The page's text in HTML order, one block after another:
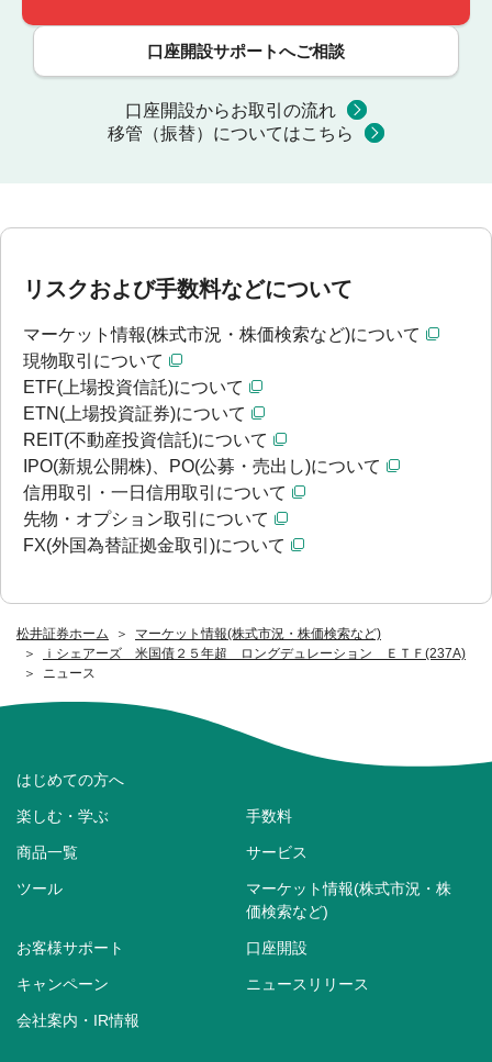
松井証券ホーム
マーケット情報(株式市況・株価検索など)
ｉシェアーズ 米国債２５年超 ロングデュレーション ＥＴＦ(237A)
ニュース
口座開設サポートへご相談
口座開設からお取引の流れ
移管（振替）についてはこちら
リスクおよび手数料などについて
マーケット情報(株式市況・株価検索など)について
現物取引について
ETF(上場投資信託)について
ETN(上場投資証券)について
REIT(不動産投資信託)について
IPO(新規公開株)、PO(公募・売出し)について
信用取引・一日信用取引について
先物・オプション取引について
FX(外国為替証拠金取引)について
はじめての方へ
楽しむ・学ぶ 手数料
商品一覧 サービス
ツール
マーケット情報(株式市況・株
価検索など)
お客様サポート 口座開設
キャンペーン ニュースリリース
会社案内・IR情報